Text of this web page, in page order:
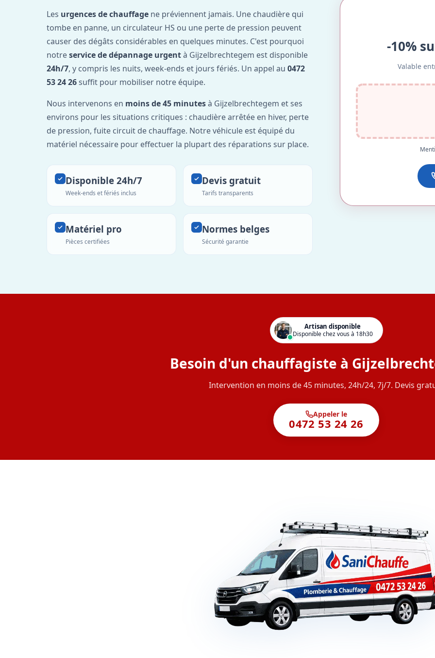
Les urgences de chauffage ne préviennent jamais. Une chaudière qui
tombe en panne, un circulateur HS ou une perte de pression peuvent
causer des dégâts considérables en quelques minutes. C'est pourquoi
notreservice de dépannage urgentà Gijzelbrechtegem est disponible
24h/7, y compris les nuits, week-ends et jours fériés. Un appel au 0472
53 24 26suffit pour mobiliser notre équipe.
Nous intervenons en moins de 45 minutesà Gijzelbrechtegem et ses
environs pour les situations critiques : chaudière arrêtée en hiver, perte
de pression, fuite circuit de chauffage. Notre véhicule est équipé du
matériel nécessaire pour effectuer la plupart des réparations sur place.
Disponible 24h/7
Week-ends et fériés inclus
Devis gratuit
Tarifs transparents
Matériel pro
Pièces certifiées
Normes belges
Sécurité garantie
-10%
Valable
Artisan disponible
Disponible chez vous à 18h30
Besoin d'un chauffagiste à
Intervention en moins de 45 minutes, 24h/24, 7j/7. Devis
Appeler le
0472 53 24 26